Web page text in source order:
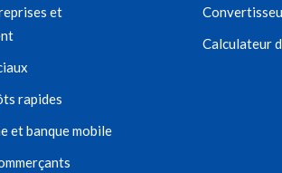
et
rapides
et banque mobile
Calculateur